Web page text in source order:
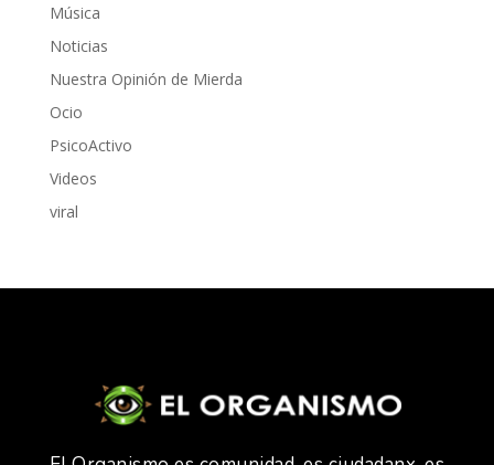
Música
Noticias
Nuestra Opinión de Mierda
Ocio
PsicoActivo
Videos
viral